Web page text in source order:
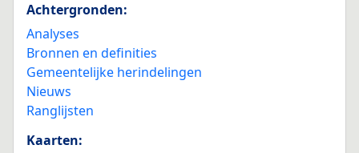
Achtergronden:
Analyses
Bronnen en definities
Gemeentelijke herindelingen
Nieuws
Ranglijsten
Kaarten: